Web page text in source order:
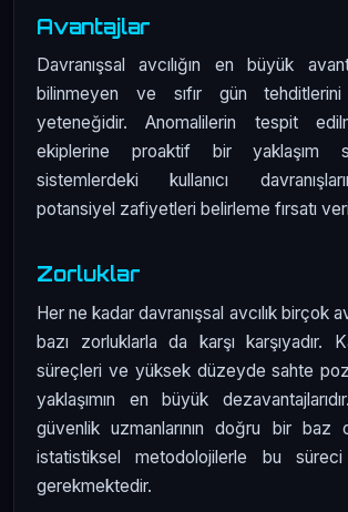
Avantajlar
Davranışsal avcılığın en büyük
bilinmeyen ve sıfır gün
yeteneğidir. Anomalilerin tespit
ekiplerine proaktif bir yaklaşım
sistemlerdeki kullanıcı
potansiyel zafiyetleri belirleme fırsatı
Zorluklar
Her ne kadar davranışsal avcılık birçok
bazı zorluklarla da karşı karşıyadır.
süreçleri ve yüksek düzeyde sahte
yaklaşımın en büyük
güvenlik uzmanlarının doğru bir baz
istatistiksel metodolojilerle bu süreci
gerekmektedir.